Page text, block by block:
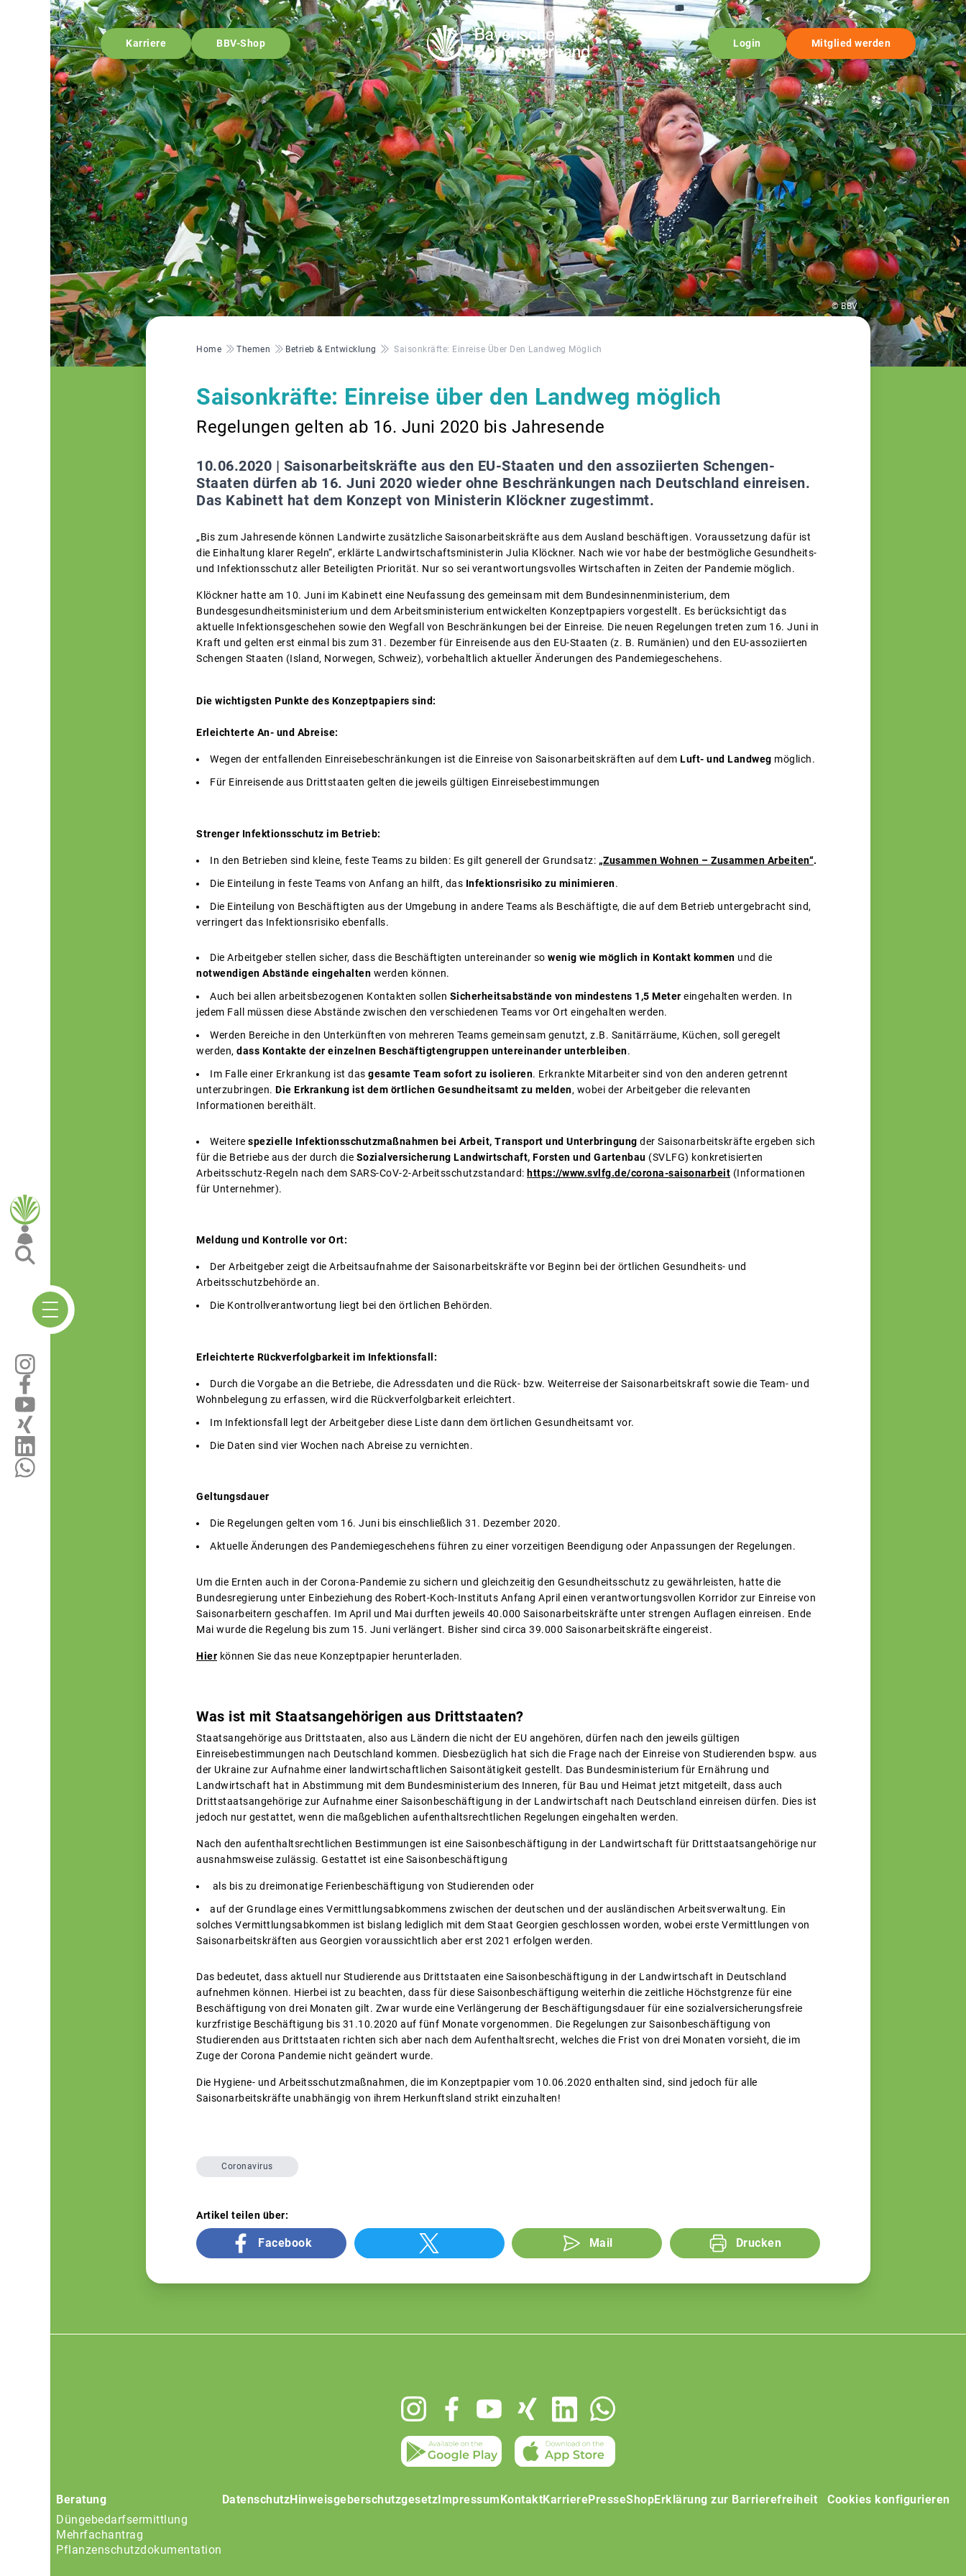
Karriere BBV-Shop Login Mitglied werden
© BBV
Pfadnavigation
Home Themen Betrieb & Entwicklung Saisonkräfte: Einreise Über Den Landweg Möglich
Saisonkräfte: Einreise über den Landweg möglich
Regelungen gelten ab 16. Juni 2020 bis Jahresende
10.06.2020 | Saisonarbeitskräfte aus den EU-Staaten und den assoziierten Schengen-
Staaten dürfen ab 16. Juni 2020 wieder ohne Beschränkungen nach Deutschland einreisen.
Das Kabinett hat dem Konzept von Ministerin Klöckner zugestimmt.
„Bis zum Jahresende können Landwirte zusätzliche Saisonarbeitskräfte aus dem Ausland beschäftigen. Voraussetzung dafür ist
die Einhaltung klarer Regeln“, erklärte Landwirtschaftsministerin Julia Klöckner. Nach wie vor habe der bestmögliche Gesundheits-
und Infektionsschutz aller Beteiligten Priorität. Nur so sei verantwortungsvolles Wirtschaften in Zeiten der Pandemie möglich.
Klöckner hatte am 10. Juni im Kabinett eine Neufassung des gemeinsam mit dem Bundesinnenministerium, dem
Bundesgesundheitsministerium und dem Arbeitsministerium entwickelten Konzeptpapiers vorgestellt. Es berücksichtigt das
aktuelle Infektionsgeschehen sowie den Wegfall von Beschränkungen bei der Einreise. Die neuen Regelungen treten zum 16. Juni in
Kraft und gelten erst einmal bis zum 31. Dezember für Einreisende aus den EU-Staaten (z. B. Rumänien) und den EU-assoziierten
Schengen Staaten (Island, Norwegen, Schweiz), vorbehaltlich aktueller Änderungen des Pandemiegeschehens.
Die wichtigsten Punkte des Konzeptpapiers sind:
Erleichterte An- und Abreise:
Wegen der entfallenden Einreisebeschränkungen ist die Einreise von Saisonarbeitskräften auf dem Luft- und Landweg möglich.
Für Einreisende aus Drittstaaten gelten die jeweils gültigen Einreisebestimmungen
Strenger Infektionsschutz im Betrieb:
In den Betrieben sind kleine, feste Teams zu bilden: Es gilt generell der Grundsatz: „Zusammen Wohnen – Zusammen Arbeiten“.
Die Einteilung in feste Teams von Anfang an hilft, das Infektionsrisiko zu minimieren.
Die Einteilung von Beschäftigten aus der Umgebung in andere Teams als Beschäftigte, die auf dem Betrieb untergebracht sind,
verringert das Infektionsrisiko ebenfalls.
Die Arbeitgeber stellen sicher, dass die Beschäftigten untereinander so wenig wie möglich in Kontakt kommen und die
notwendigen Abstände eingehalten werden können.
Auch bei allen arbeitsbezogenen Kontakten sollen Sicherheitsabstände von mindestens 1,5 Meter eingehalten werden. In
jedem Fall müssen diese Abstände zwischen den verschiedenen Teams vor Ort eingehalten werden.
Werden Bereiche in den Unterkünften von mehreren Teams gemeinsam genutzt, z.B. Sanitärräume, Küchen, soll geregelt
werden, dass Kontakte der einzelnen Beschäftigtengruppen untereinander unterbleiben.
Im Falle einer Erkrankung ist das gesamte Team sofort zu isolieren. Erkrankte Mitarbeiter sind von den anderen getrennt
unterzubringen. Die Erkrankung ist dem örtlichen Gesundheitsamt zu melden, wobei der Arbeitgeber die relevanten
Informationen bereithält.
Weitere spezielle Infektionsschutzmaßnahmen bei Arbeit, Transport und Unterbringung der Saisonarbeitskräfte ergeben sich
für die Betriebe aus der durch die Sozialversicherung Landwirtschaft, Forsten und Gartenbau (SVLFG) konkretisierten
Arbeitsschutz-Regeln nach dem SARS-CoV-2-Arbeitsschutzstandard: https://www.svlfg.de/corona-saisonarbeit (Informationen
für Unternehmer).
Meldung und Kontrolle vor Ort:
Der Arbeitgeber zeigt die Arbeitsaufnahme der Saisonarbeitskräfte vor Beginn bei der örtlichen Gesundheits- und
Arbeitsschutzbehörde an.
Die Kontrollverantwortung liegt bei den örtlichen Behörden.
Erleichterte Rückverfolgbarkeit im Infektionsfall:
Durch die Vorgabe an die Betriebe, die Adressdaten und die Rück- bzw. Weiterreise der Saisonarbeitskraft sowie die Team- und
Wohnbelegung zu erfassen, wird die Rückverfolgbarkeit erleichtert.
Im Infektionsfall legt der Arbeitgeber diese Liste dann dem örtlichen Gesundheitsamt vor.
Die Daten sind vier Wochen nach Abreise zu vernichten.
Geltungsdauer
Die Regelungen gelten vom 16. Juni bis einschließlich 31. Dezember 2020.
Aktuelle Änderungen des Pandemiegeschehens führen zu einer vorzeitigen Beendigung oder Anpassungen der Regelungen.
Um die Ernten auch in der Corona-Pandemie zu sichern und gleichzeitig den Gesundheitsschutz zu gewährleisten, hatte die
Bundesregierung unter Einbeziehung des Robert-Koch-Instituts Anfang April einen verantwortungsvollen Korridor zur Einreise von
Saisonarbeitern geschaffen. Im April und Mai durften jeweils 40.000 Saisonarbeitskräfte unter strengen Auflagen einreisen. Ende
Mai wurde die Regelung bis zum 15. Juni verlängert. Bisher sind circa 39.000 Saisonarbeitskräfte eingereist.
Hier können Sie das neue Konzeptpapier herunterladen.
Was ist mit Staatsangehörigen aus Drittstaaten?
Staatsangehörige aus Drittstaaten, also aus Ländern die nicht der EU angehören, dürfen nach den jeweils gültigen
Einreisebestimmungen nach Deutschland kommen. Diesbezüglich hat sich die Frage nach der Einreise von Studierenden bspw. aus
der Ukraine zur Aufnahme einer landwirtschaftlichen Saisontätigkeit gestellt. Das Bundesministerium für Ernährung und
Landwirtschaft hat in Abstimmung mit dem Bundesministerium des Inneren, für Bau und Heimat jetzt mitgeteilt, dass auch
Drittstaatsangehörige zur Aufnahme einer Saisonbeschäftigung in der Landwirtschaft nach Deutschland einreisen dürfen. Dies ist
jedoch nur gestattet, wenn die maßgeblichen aufenthaltsrechtlichen Regelungen eingehalten werden.
Nach den aufenthaltsrechtlichen Bestimmungen ist eine Saisonbeschäftigung in der Landwirtschaft für Drittstaatsangehörige nur
ausnahmsweise zulässig. Gestattet ist eine Saisonbeschäftigung
als bis zu dreimonatige Ferienbeschäftigung von Studierenden oder
auf der Grundlage eines Vermittlungsabkommens zwischen der deutschen und der ausländischen Arbeitsverwaltung. Ein
solches Vermittlungsabkommen ist bislang lediglich mit dem Staat Georgien geschlossen worden, wobei erste Vermittlungen von
Saisonarbeitskräften aus Georgien voraussichtlich aber erst 2021 erfolgen werden.
Das bedeutet, dass aktuell nur Studierende aus Drittstaaten eine Saisonbeschäftigung in der Landwirtschaft in Deutschland
aufnehmen können. Hierbei ist zu beachten, dass für diese Saisonbeschäftigung weiterhin die zeitliche Höchstgrenze für eine
Beschäftigung von drei Monaten gilt. Zwar wurde eine Verlängerung der Beschäftigungsdauer für eine sozialversicherungsfreie
kurzfristige Beschäftigung bis 31.10.2020 auf fünf Monate vorgenommen. Die Regelungen zur Saisonbeschäftigung von
Studierenden aus Drittstaaten richten sich aber nach dem Aufenthaltsrecht, welches die Frist von drei Monaten vorsieht, die im
Zuge der Corona Pandemie nicht geändert wurde.
Die Hygiene- und Arbeitsschutzmaßnahmen, die im Konzeptpapier vom 10.06.2020 enthalten sind, sind jedoch für alle
Saisonarbeitskräfte unabhängig von ihrem Herkunftsland strikt einzuhalten!
Coronavirus
Artikel teilen über:
Facebook Mail Drucken
Beratung
Düngebedarfsermittlung
Mehrfachantrag
Pflanzenschutzdokumentation
DatenschutzHinweisgeberschutzgesetzImpressumKontaktKarrierePresseShopErklärung zur Barrierefreiheit Cookies konfigurieren